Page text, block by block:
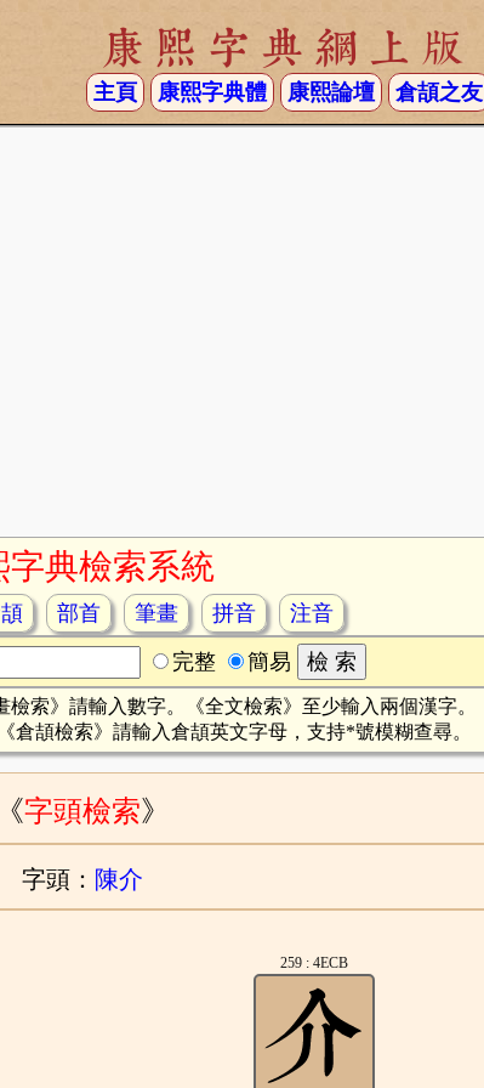
康熙字典網上版
主頁 康熙字典體 康熙論壇 倉頡之友
字典檢索系統
部首 筆畫 拼音
注音
完整 簡易
檢索》請輸入數字。《全文檢索》至少輸入兩個漢字。
倉頡檢索》請輸入倉頡英文字母，支持*號模糊查尋。
《字頭檢索》
字頭： 陳介
259 : 4ECB